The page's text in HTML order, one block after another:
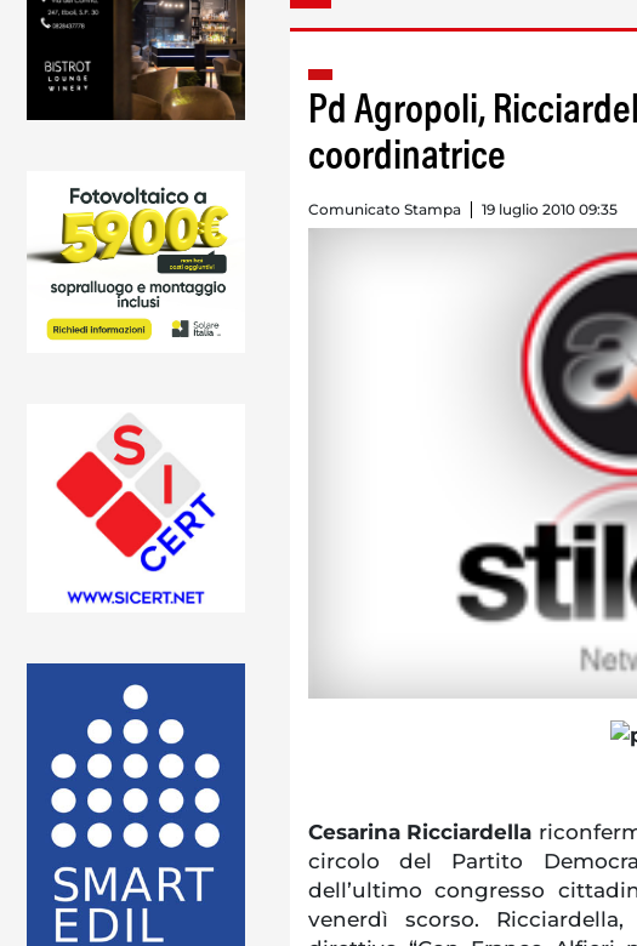
Pd Agropoli,
coordinatrice
Comunicato Stampa 19 luglio 2010 09:35
Cesarina Ricciardella
circolo del Partito
dell’ultimo congresso
venerdì scorso.